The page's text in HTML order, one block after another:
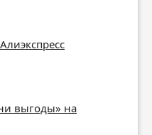
выгоды» на